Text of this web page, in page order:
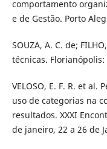
comportamento
e de Gestão. Porto
SOUZA, A. C. de;
técnicas. Florianópolis:
VELOSO, E. F. R. et
uso de categorias na
resultados. XXXI
de janeiro, 22 a 26 de